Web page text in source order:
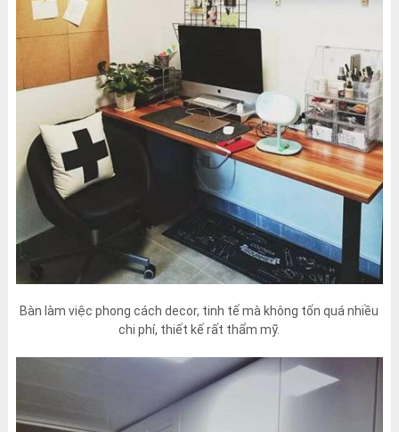
Bàn làm việc phong cách decor, tinh tế mà không tốn quá nhiều
chi phí, thiết kế rất thẩm mỹ.